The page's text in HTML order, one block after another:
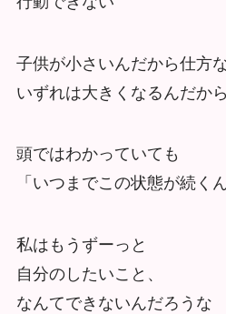
子供が小さいんだから仕方
いずれは大きくなるんだか
頭ではわかっていても
「いつまでこの状態が続く
私はもうずーっと
自分のしたいこと、
なんてできないんだろうな